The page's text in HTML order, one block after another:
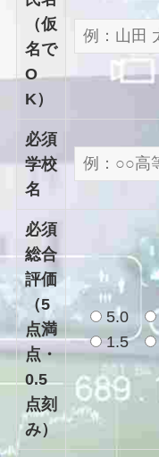
（仮
名で
O
K）
必須
学校
名
必須
総合
評価
（5
点満
点・
0.5
点刻
み）
5.0
1.5